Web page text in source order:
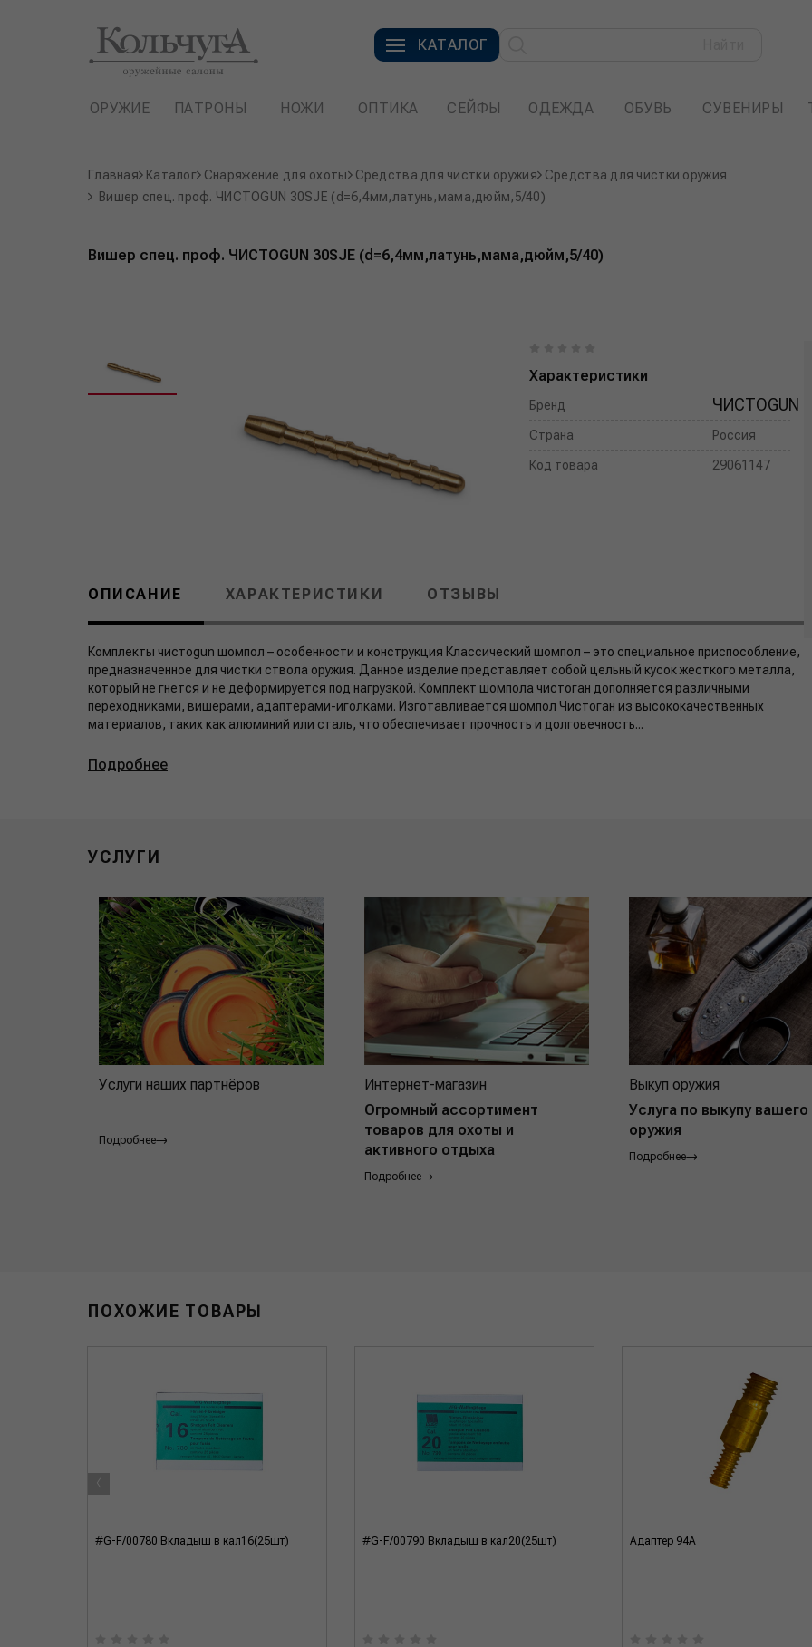
КАТАЛОГ
ОРУЖИЕ ПАТРОНЫ НОЖИ ОПТИКА СЕЙФЫ ОДЕЖДА ОБУВЬ СУВЕНИРЫ
Главная Каталог Снаряжение для охоты Средства для чистки оружия
Средства для чистки оружия
Вишер спец. проф. ЧИСТОGUN 30SJE (d=6,4мм,латунь,мама,дюйм,5/40)
Вишер спец. проф. ЧИСТОGUN 30SJE (d=6,4мм,латунь,мама,дюйм,5/40)
Характеристики
Бренд ЧИСТОGUN
Страна Россия
Код товара 29061147
ОПИСАНИЕ ХАРАКТЕРИСТИКИ ОТЗЫВЫ
Комплекты чистоgun шомпол – особенности и конструкция Классический шомпол – это специальное приспособление,
предназначенное для чистки ствола оружия. Данное изделие представляет собой цельный кусок жесткого металла,
который не гнется и не деформируется под нагрузкой. Комплект шомпола чистоган дополняется различными
переходниками, вишерами, адаптерами-иголками. Изготавливается шомпол Чистоган из высококачественных
материалов, таких как алюминий или сталь, что обеспечивает прочность и долговечность...
Подробнее
УСЛУГИ
Услуги наших партнёров
Подробнее
Интернет-магазин
Огромный ассортимент
товаров для охоты и
активного отдыха
Подробнее
Выкуп оружия
Услуга по выкупу вашего
оружия
Подробнее
ПОХОЖИЕ ТОВАРЫ
#G-F/00780 Вкладыш в кал16(25шт) #G-F/00790 Вкладыш в кал20(25шт) Адаптер 94А
‹